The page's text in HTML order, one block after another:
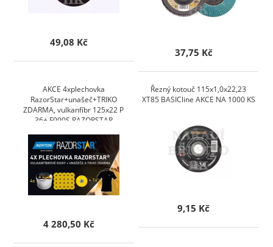
49,08 Kč
37,75 Kč
AKCE 4xplechovka
RazorStar+unašeč+TRIKO
ZDARMA, vulkanfíbr 125x22 P
36+ F990S RAZORSTAR
4 280,50 Kč
Řezný kotouč 115x1,0x22,23
XT85 BASICline AKCE NA 1000 KS
9,15 Kč